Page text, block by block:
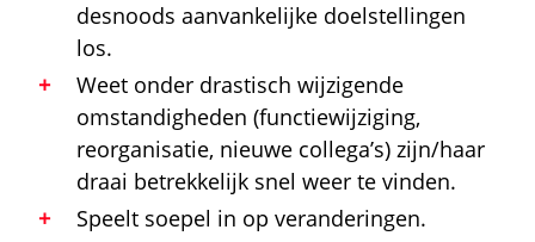
desnoods aanvankelijke doelstellingen
los.
Weet onder drastisch wijzigende
omstandigheden (functiewijziging,
reorganisatie, nieuwe collega’s) zijn/haar
draai betrekkelijk snel weer te vinden.
Speelt soepel in op veranderingen.